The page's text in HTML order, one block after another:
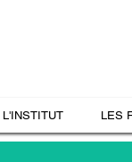
L'INSTITUT LES